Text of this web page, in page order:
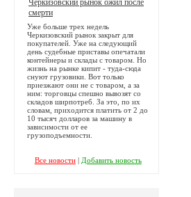
смерти
Уже больше трех недель
Черкизовский рынок закрыт для
покупателей. Уже на следующий
день судебные приставы опечатали
контейнеры и склады с товаром. Но
жизнь на рынке кипит - туда-сюда
снуют грузовики. Вот только
приезжают они не с товаром, а за
ним: торговцы спешно вывозят со
складов ширпотреб. За это, по их
словам, приходится платить от 2 до
10 тысяч долларов за машину в
зависимости от ее
грузоподъемности.
Все новости| Добавить новость